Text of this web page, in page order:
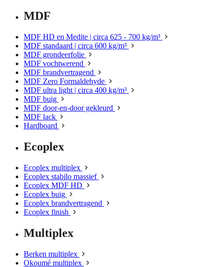
MDF
MDF HD en Medite | circa 625 - 700 kg/m³
MDF standaard | circa 600 kg/m³
MDF grondeerfolie
MDF vochtwerend
MDF brandvertragend
MDF Zero Formaldehyde
MDF ultra light | circa 400 kg/m³
MDF buig
MDF door-en-door gekleurd
MDF lack
Hardboard
Ecoplex
Ecoplex multiplex
Ecoplex stabilo massief
Ecoplex MDF HD
Ecoplex buig
Ecoplex brandvertragend
Ecoplex finish
Multiplex
Berken multiplex
Okoumé multiplex